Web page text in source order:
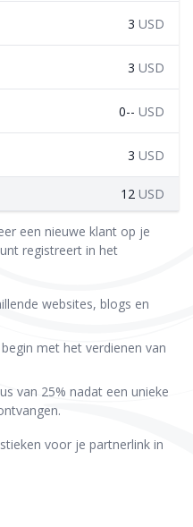
3 USD
3 USD
0-- USD
3 USD
12 USD
een nieuwe klant op je
registreert in het
websites, blogs en
met het verdienen van
van 25% nadat een unieke
voor je partnerlink in